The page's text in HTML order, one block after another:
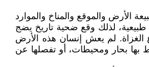
الأرض والموقع والمناخ والموارد
طبيعية، لذلك وقع ضحية تاريخ يضج
الغزاة. لم يعش إنسان هذه الأرض
بها بحار ومحيطات، أو تفصلها عن